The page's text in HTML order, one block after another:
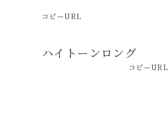
コピーURL
ハイトーンロング
コピーURL